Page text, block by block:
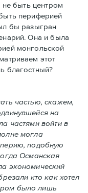
не быть центром
периферией
бы разыгран
Она и была
монгольской
этот
благостный?
частью, скажем,
на
частями войти в
могла
подобную
Османская
экономический
кто как хотел
было лишь